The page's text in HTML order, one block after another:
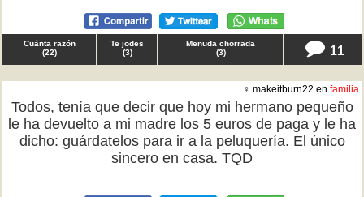
Cuánta razón
(22)
Te jodes
(3)
Menuda chorrada
(3) 11
♀ makeitburn22 en familia
Todos, tenía que decir que hoy mi hermano pequeño
le ha devuelto a mi madre los 5 euros de paga y le ha
dicho: guárdatelos para ir a la peluquería. El único
sincero en casa. TQD